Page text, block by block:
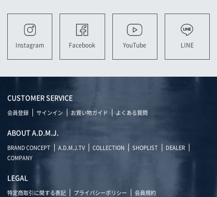
Instagram Facebook YouTube LINE
CUSTOMER SERVICE
会員登録 サインイン お買い物ガイド よくある質問
ABOUT A.D.M.J.
BRAND CONCEPT A.D.M.J.TV COLLECTION SHOPLIST
DEALER
COMPANY
LEGAL
特定商取引に関する表記 プライバシーポリシー 会員規約